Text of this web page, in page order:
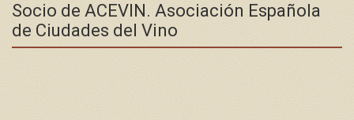
Socio de ACEVIN. Asociación Española
de Ciudades del Vino